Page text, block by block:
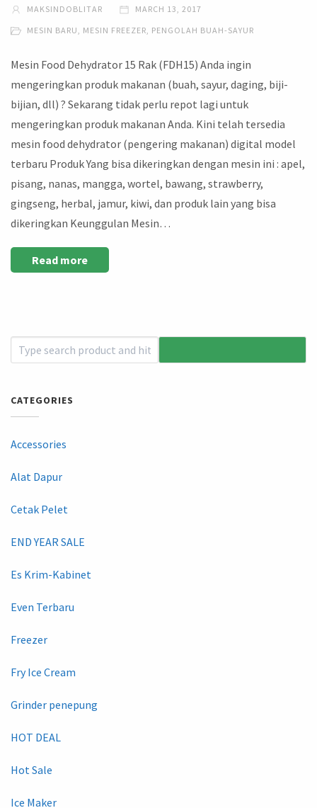
MAKSINDOBLITAR MARCH 13, 2017
MESIN BARU MESIN FREEZER PENGOLAH BUAH-SAYUR
Mesin Food Dehydrator 15 Rak (FDH15) Anda ingin
mengeringkan produk makanan (buah, sayur, daging, biji-
bijian, dll) ? Sekarang tidak perlu repot lagi untuk
mengeringkan produk makanan Anda. Kini telah tersedia
mesin food dehydrator (pengering makanan) digital model
terbaru Produk Yang bisa dikeringkan dengan mesin ini : apel,
pisang, nanas, mangga, wortel, bawang, strawberry,
gingseng, herbal, jamur, kiwi, dan produk lain yang bisa
dikeringkan Keunggulan Mesin…
Read more
CATEGORIES
Accessories
Alat Dapur
Cetak Pelet
END YEAR SALE
Es Krim-Kabinet
Even Terbaru
Freezer
Fry Ice Cream
Grinder penepung
HOT DEAL
Hot Sale
Ice Maker